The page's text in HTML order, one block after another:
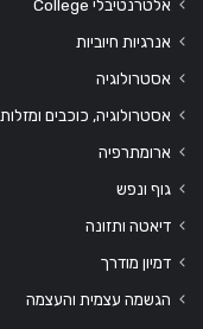
אלטרנטיבלי College
אנרגיות חיוביות
אסטרולוגיה
אסטרולוגיה, כוכבים ומזלות
ארומתרפיה
גוף ונפש
דיאטה ותזונה
דמיון מודרך
הגשמה עצמית והעצמה